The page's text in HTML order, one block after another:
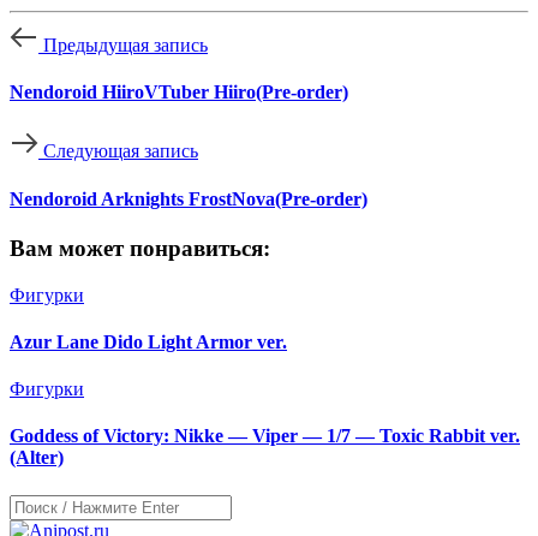
Предыдущая запись
Nendoroid HiiroVTuber Hiiro(Pre-order)
Следующая запись
Nendoroid Arknights FrostNova(Pre-order)
Вам может понравиться:
Фигурки
Azur Lane Dido Light Armor ver.
Фигурки
Goddess of Victory: Nikke — Viper — 1/7 — Toxic Rabbit ver.
(Alter)